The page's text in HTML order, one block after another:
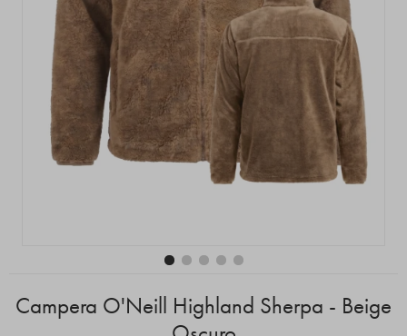
Campera O'Neill Highland Sherpa - Beige